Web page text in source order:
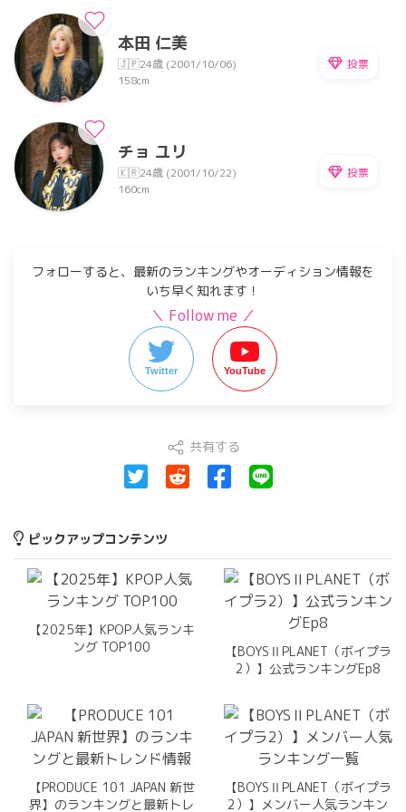
本田 仁美
🇯🇵24歳 (2001/10/06)
158cm
投票
チョ ユリ
🇰🇷24歳 (2001/10/22)
160cm
投票
フォローすると、最新のランキングやオーディション情報を
いち早く知れます！
＼ Follow me ／
Twitter YouTube
共有する
ピックアップコンテンツ
【2025年】KPOP人気ランキ
ング TOP100
【BOYSⅡPLANET（ボイプラ
2）】公式ランキングEp8
【PRODUCE 101 JAPAN 新世
界】のランキングと最新トレ
【BOYSⅡPLANET（ボイプラ
2）】メンバー人気ランキン